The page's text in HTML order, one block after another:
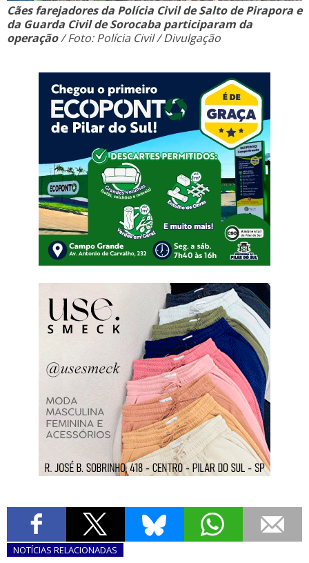
Cães farejadores da Polícia Civil de Salto de Pirapora e
da Guarda Civil de Sorocaba participaram da
operação/ Foto: Polícia Civil / Divulgação
NOTÍCIAS RELACIONADAS